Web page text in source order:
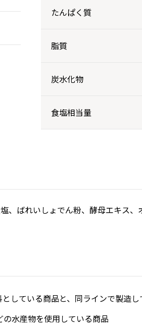
たんぱく質
脂質
炭水化物
食塩相当量
、ばれいしょでん粉、酵母エキス
している商品と、同ラインで製造
水産物を使用している商品